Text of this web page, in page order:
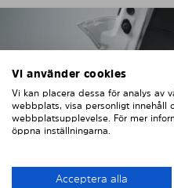
Vi använder cookies
Vi kan placera dessa för analys av
webbplats, visa personligt innehåll
webbplatsupplevelse. För mer
öppna inställningarna.
Acceptera alla